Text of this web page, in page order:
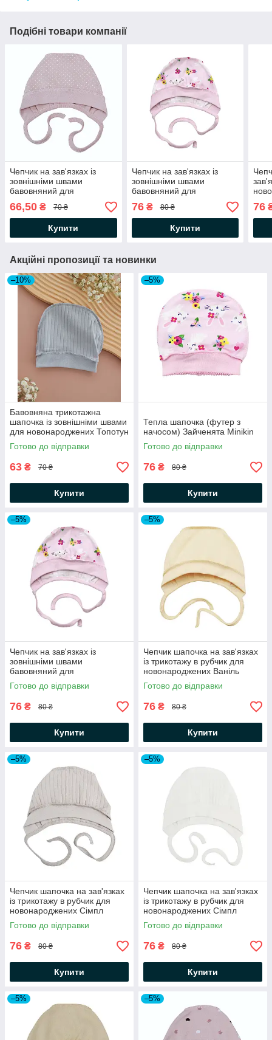
Подібні товари компанії
Чепчик на зав'язках із
зовнішніми швами
бавовняний для
новонароджених дівчаток
М'якенькі лапки Рожевий
пудровий в горошок
66,50 ₴ 70 ₴
Купити
Чепчик на зав'язках із
зовнішніми швами
бавовняний для
новонароджених Зайчики
Minikin
76₴ 80 ₴
Купити
76
Акційні пропозиції та новинки
–10%
Бавовняна трикотажна
шапочка із зовнішніми швами
для новонароджених Топотун
інтерлок-рапорт сірий
Готово до відправки
63 ₴ 70 ₴
Купити
–5%
Тепла шапочка (футер з
начосом) Зайченята Minikin
Готово до відправки
76 ₴ 80 ₴
Купити
–5%
Чепчик на зав'язках із
зовнішніми швами
бавовняний для
новонароджених Зайчики
Minikin
Готово до відправки
76 ₴ 80 ₴
Купити
–5%
Чепчик шапочка на зав'язках
із трикотажу в рубчик для
новонароджених Ваніль
Minikin
Готово до відправки
76 ₴ 80 ₴
Купити
–5%
Чепчик шапочка на зав'язках
із трикотажу в рубчик для
новонароджених Сімпл
Димчасто-сірий Minikin
Готово до відправки
76 ₴ 80 ₴
Купити
–5%
Чепчик шапочка на зав'язках
із трикотажу в рубчик для
новонароджених Сімпл
Молочний Minikin
Готово до відправки
76 ₴ 80 ₴
Купити
–5% –5%